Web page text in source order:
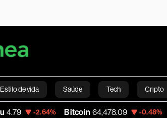
Estilo de vida Saúde Tech Cripto
Brasil Startups Linha Executiva
-2.64% Bitcoin 64,478.09 -0.48% Ibov